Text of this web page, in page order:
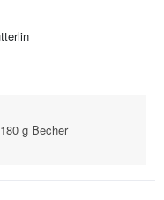
g Becher